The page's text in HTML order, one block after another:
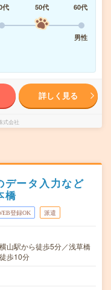
代 50代
60代
男性
詳しく見る
式会社
データ入力など
橋
登録OK 派遣
山駅から徒歩5分／浅草橋
歩10分